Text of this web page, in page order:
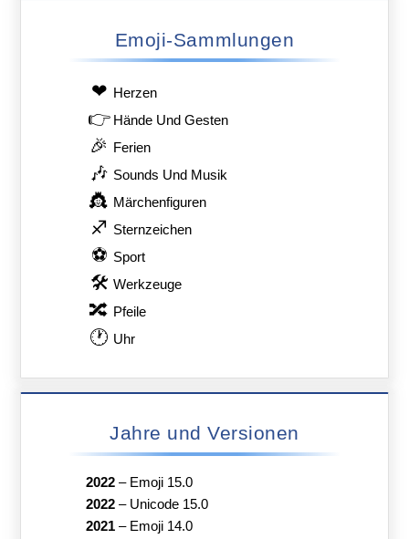
Emoji-Sammlungen
❤ Herzen
👉 Hände Und Gesten
🎉 Ferien
🎶 Sounds Und Musik
👸 Märchenfiguren
♐ Sternzeichen
⚽ Sport
🛠 Werkzeuge
🔀 Pfeile
🕐 Uhr
Jahre und Versionen
2022– Emoji 15.0
2022– Unicode 15.0
2021– Emoji 14.0